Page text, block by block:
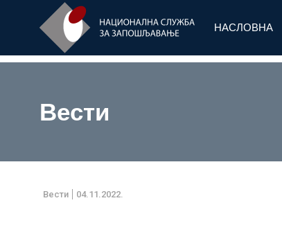
НАСЛОВНА
Вести
Вести 04.11.2022.